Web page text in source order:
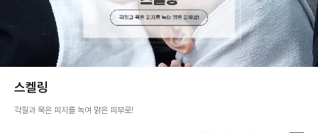
스켈링
각질과 묵은 피지를 녹여 맑은 피부로!